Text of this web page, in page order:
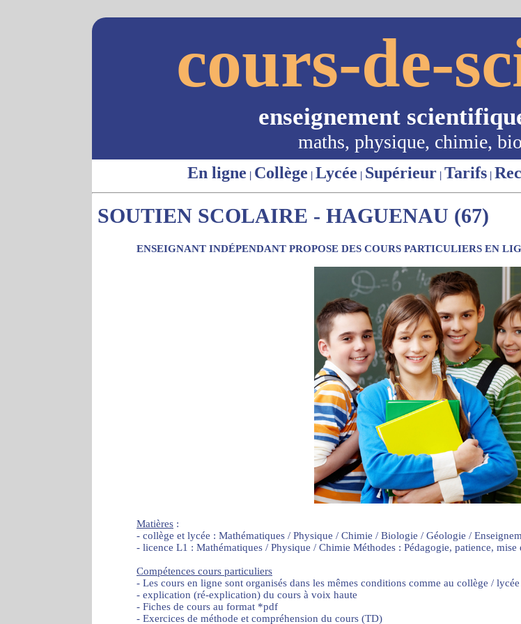
cours-de-
enseignement
maths, physique, chimie,
En ligne | Collège | Lycée | Supérieur | Tarifs |
SOUTIEN SCOLAIRE - HAGUENAU (67)
ENSEIGNANT INDÉPENDANT PROPOSE DES COURS PARTICULIERS EN
Matières :
- collège et lycée : Mathématiques / Physique / Chimie / Biologie / Géologie /
- licence L1 : Mathématiques / Physique / Chimie Méthodes : Pédagogie, patience,
Compétences cours particuliers
- Les cours en ligne sont organisés dans les mêmes conditions comme au collège /
- explication (ré-explication) du cours à voix haute
- Fiches de cours au format *pdf
- Exercices de méthode et compréhension du cours (TD)